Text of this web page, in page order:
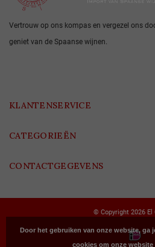
Vertrouw op ons kompas en vergezel ons
geniet van de Spaanse wijnen.
KLANTENSERVICE
CATEGORIEËN
CONTACTGEGEVENS
© Copyright 2026 El
Door het gebruiken van onze website, ga
cookies om onze website